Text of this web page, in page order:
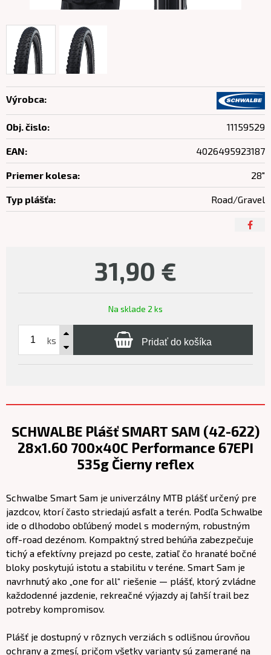
31,90 €
Na sklade 2 ks
ks Pridať do košíka
Výrobca:
Obj. čislo: 11159529
EAN: 4026495923187
Priemer kolesa: 28"
Typ plášťa: Road/Gravel
SCHWALBE Plášť SMART SAM (42-622)
28x1.60 700x40C Performance 67EPI
535g Čierny reflex
Schwalbe Smart Sam je univerzálny MTB plášť určený pre
jazdcov, ktorí často striedajú asfalt a terén. Podľa Schwalbe
ide o dlhodobo obľúbený model s moderným, robustným
off-road dezénom. Kompaktný stred behúňa zabezpečuje
tichý a efektívny prejazd po ceste, zatiaľ čo hranaté bočné
bloky poskytujú istotu a stabilitu v teréne. Smart Sam je
navrhnutý ako „one for all“ riešenie — plášť, ktorý zvládne
každodenné jazdenie, rekreačné výjazdy aj ľahší trail bez
potreby kompromisov.
Plášť je dostupný v rôznych verziách s odlišnou úrovňou
ochrany a zmesí, pričom všetky varianty sú zamerané na